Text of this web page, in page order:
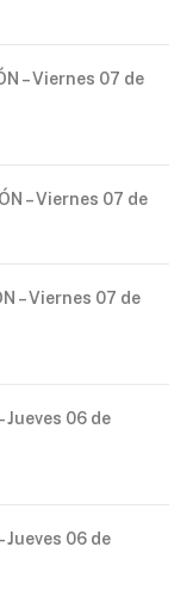
– Viernes 07 de
– Viernes 07 de
– Viernes 07 de
Jueves 06 de
Jueves 06 de